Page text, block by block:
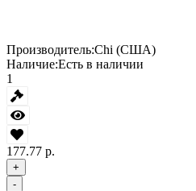
Производитель:Chi (США)
Наличие:Есть в наличии
1
177.77 р.
+
-